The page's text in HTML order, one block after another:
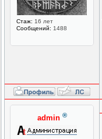
Стаж: 16 лет
Сообщений: 1488
admin ®